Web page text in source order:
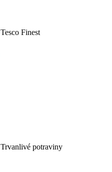
Tesco Finest
Trvanlivé potraviny